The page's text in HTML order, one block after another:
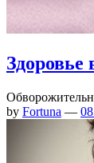
Здоровье
by Fortuna —